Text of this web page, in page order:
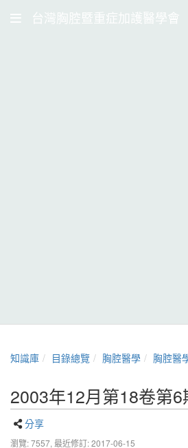
台灣胸腔暨重症加護醫學會
知識庫 目錄總覽 胸腔醫學 胸腔醫
2003年12月第18卷第6
分享
瀏覽: 7557, 最近修訂: 2017-06-15